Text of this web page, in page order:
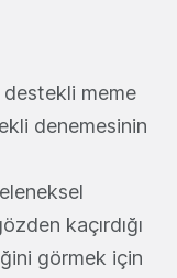
destekli meme
denemesinin
kaçırdığı
görmek için